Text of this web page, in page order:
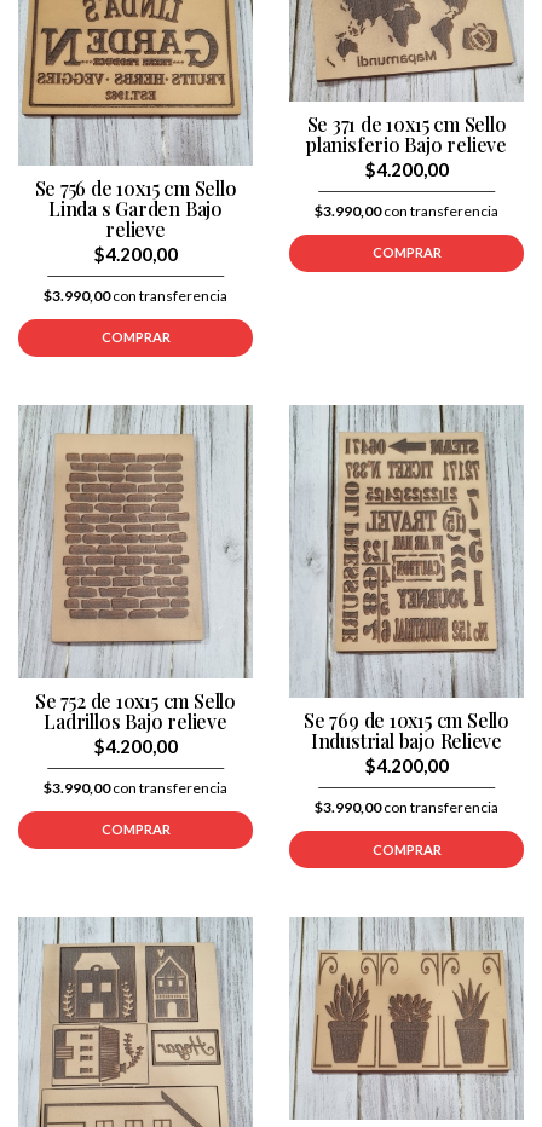
Se 756 de 10x15 cm Sello
Linda s Garden Bajo
relieve
$4.200,00
$3.990,00con transferencia
COMPRAR
Se 371 de 10x15 cm Sello
planisferio Bajo relieve
$4.200,00
$3.990,00con transferencia
COMPRAR
Se 752 de 10x15 cm Sello
Ladrillos Bajo relieve
$4.200,00
$3.990,00con transferencia
COMPRAR
Se 769 de 10x15 cm Sello
Industrial bajo Relieve
$4.200,00
$3.990,00con transferencia
COMPRAR